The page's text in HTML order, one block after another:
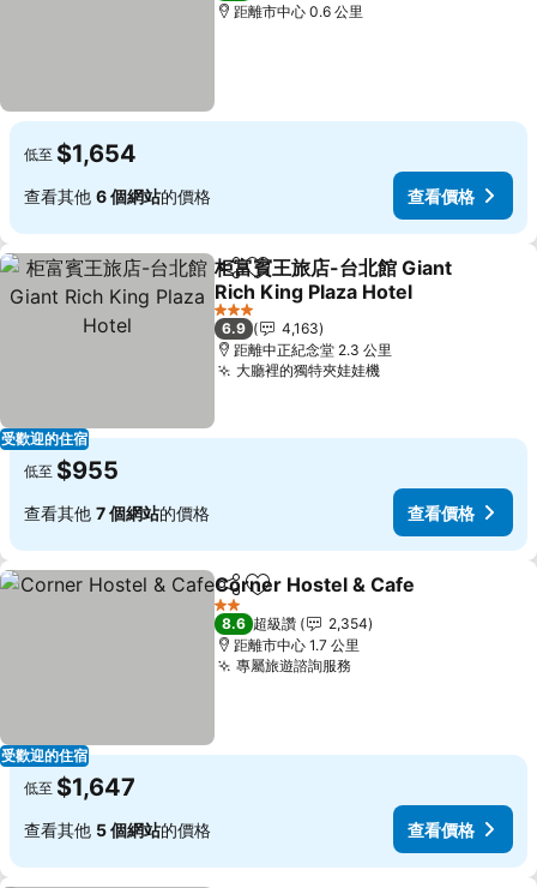
距離市中心 0.6 公里
低至 $1,654
查看其他 6 個網站的價格 查看價格
受歡迎的住宿
分享 加入我的最愛
柜富賓王旅店-台北館 Giant
Rich King Plaza Hotel
3 星級
6.9
4,163
距離中正紀念堂 2.3 公里
大廳裡的獨特夾娃娃機
低至 $955
查看其他 7 個網站的價格 查看價格
受歡迎的住宿
分享 加入我的最愛
Corner Hostel & Cafe
2 星級
8.6 超級讚
2,354
距離市中心 1.7 公里
專屬旅遊諮詢服務
低至 $1,647
查看其他 5 個網站的價格 查看價格